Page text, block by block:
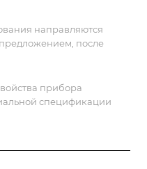
направляются
после
прибора
спецификации